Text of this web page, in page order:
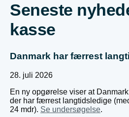
Seneste
kasse
Danmark har færrest
28. juli 2026
En ny opgørelse viser at
der har færrest langtidsledige
24 mdr). Se undersøgelse.